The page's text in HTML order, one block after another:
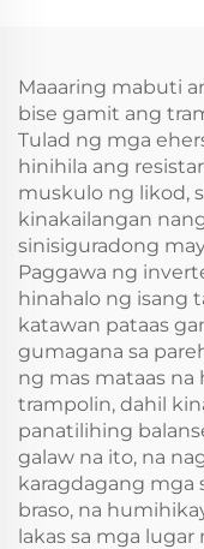
Maaaring mabuti
bise gamit ang
Tulad ng mga
hinihila ang
muskulo ng likod,
kinakailangan
sinisiguradong
Paggawa ng
hinahalo ng isang
katawan pataas
gumagana sa
ng mas mataas
trampolin, dahil
panatilihing
galaw na ito, na
karagdagang mga
braso, na
lakas sa mga lugar